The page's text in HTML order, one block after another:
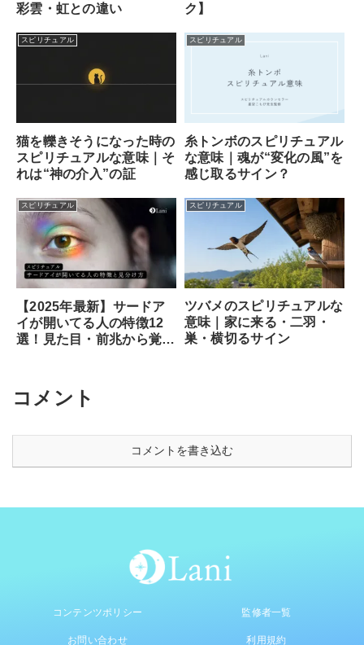
彩雲・虹との違い
ク】
スピリチュアル
猫を轢きそうになった時の
スピリチュアルな意味｜そ
れは“神の介入”の証
スピリチュアル
糸トンボのスピリチュアル
な意味｜魂が“変化の風”を
感じ取るサイン？
スピリチュアル
【2025年最新】サードア
イが開いてる人の特徴12
選！見た目・前兆から覚醒
スピリチュアル
ツバメのスピリチュアルな
意味｜家に来る・二羽・
巣・横切るサイン
コメント
コメントを書き込む
コンテンツポリシー 監修者一覧
お問い合わせ 利用規約